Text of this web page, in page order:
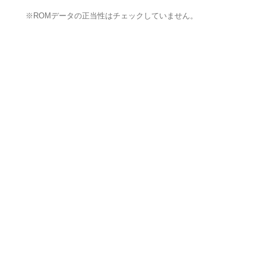
※ROMデータの正当性はチェックしていません。